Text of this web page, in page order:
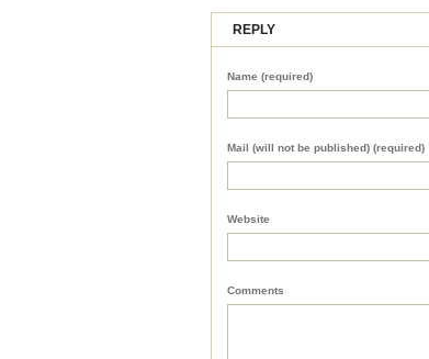
REPLY
Name (required)
Mail (will not be published) (required)
Website
Comments